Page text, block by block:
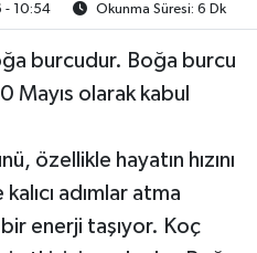
- 10:54 Okunma Süresi: 6 Dk
burcudur. Boğa burcu
Mayıs olarak kabul
özellikle hayatın hızını
adımlar atma
bir enerji taşıyor. Koç